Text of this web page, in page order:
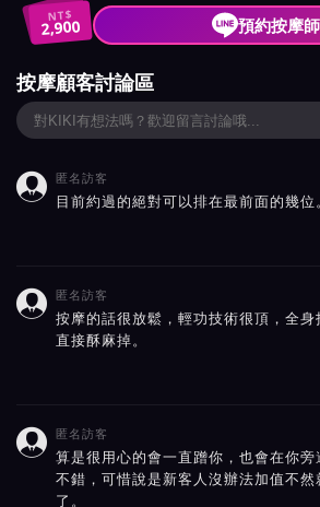
NT$
2,900 預約按摩
按摩顧客討論區
 匿名訪客
目前約過的絕對可以排在最前面的幾位。
 匿名訪客
按摩的話很放鬆，輕功技術很頂，全身
直接酥麻掉。
 匿名訪客
算是很用心的會一直蹭你，也會在你旁
不錯，可惜說是新客人沒辦法加值不然
了。